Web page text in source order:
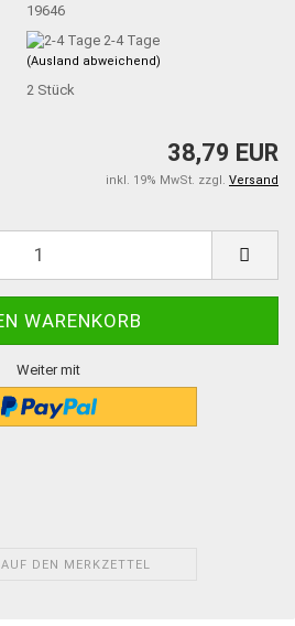
19646
2-4 Tage
(Ausland abweichend)
2 Stück
38,79 EUR
inkl. 19% MwSt. zzgl. Versand
Weiter mit
AUF DEN MERKZETTEL